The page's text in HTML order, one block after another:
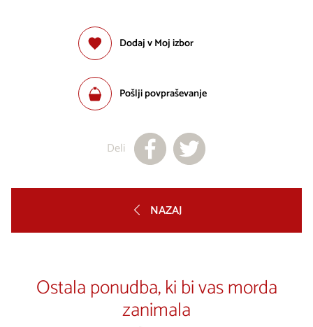
Dodaj v Moj izbor
Pošlji povpraševanje
Deli
NAZAJ
Ostala ponudba, ki bi vas morda
zanimala